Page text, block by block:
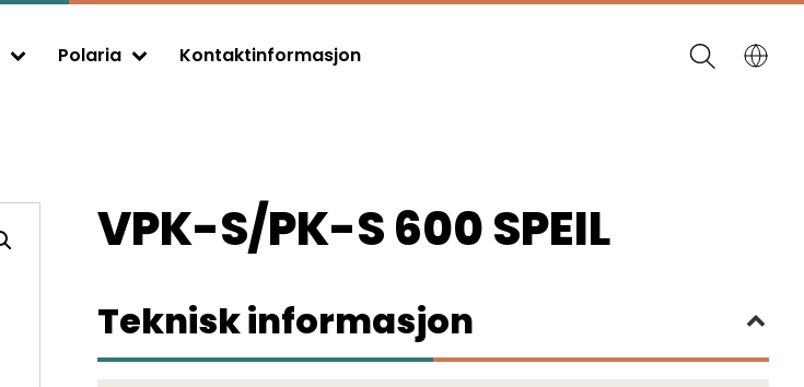
Polaria Kontaktinformasjon
VPK-S/PK-S 600 SPEIL
Teknisk informasjon